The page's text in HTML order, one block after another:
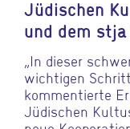
Jüdischen
und dem
„In dieser
wichtigen
kommentierte
Jüdischen